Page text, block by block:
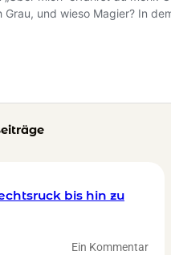
bis hin zu
Ein Kommentar